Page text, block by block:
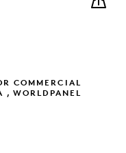
COMMERCIAL
, WORLDPANEL